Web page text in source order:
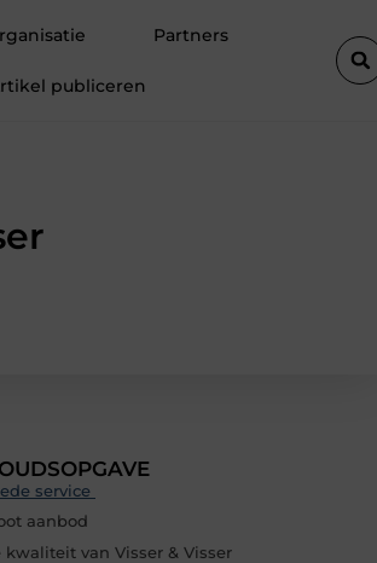
Partners
publiceren
service
aanbod
kwaliteit van Visser & Visser